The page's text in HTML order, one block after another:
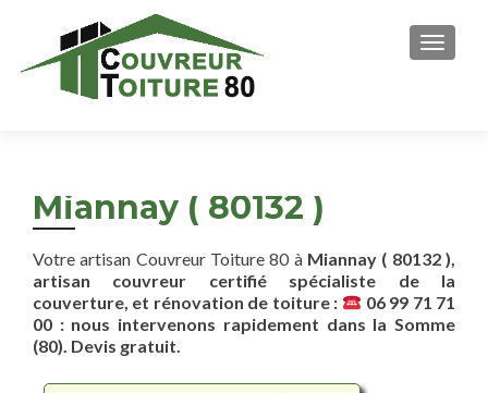
Miannay ( 80132 )
Votre artisan Couvreur Toiture 80 à Miannay ( 80132 ),
artisan couvreur certifié spécialiste de la
couverture, et rénovation de toiture :
06 99 71 71
00 : nous intervenons rapidement dans la Somme
(80). Devis gratuit.